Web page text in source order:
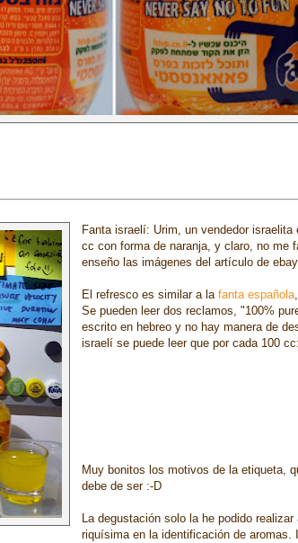
Fanta israelí: Urim, un vendedor
cc con forma de naranja, y claro, no me
enseño las imágenes del artículo de
El refresco es similar a la fanta española
Se pueden leer dos reclamos, "100%
escrito en hebreo y no hay manera de
israelí se puede leer que por cada 100 cc:
Muy bonitos los motivos de la etiqueta,
debe de ser :-D
La degustación solo la he podido
riquísima en la identificación de aromas.